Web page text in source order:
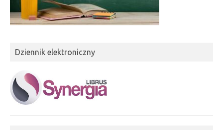
Dziennik elektroniczny